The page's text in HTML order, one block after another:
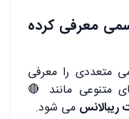
معرفی کرده
متعددی را معرفی
متنوعی مانند 🔴
ریبالانس می‌ شود.